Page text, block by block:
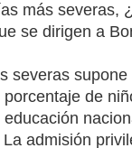
más severas,
se dirigen a
severas
de
admisión